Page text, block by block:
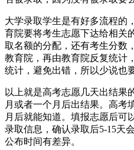
大学录取学生是有好多流程的
育院要将考生志愿下达给相关
取名额的分配，还有考生分数
教育院，再由教育院反复统计
统计，避免出错，所以少说也
以上就是高考志愿几天出结果
月或者一个月后出结果。高考
月后就能知道。填报志愿后可
录取信息，确认录取后5-15天
公布时间有差异。